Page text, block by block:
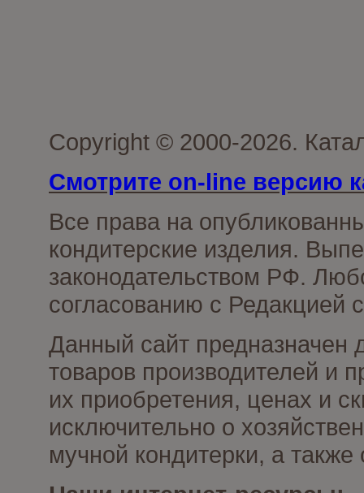
Copyright © 2000-2026.
Смотрите on-line версию
Все права на
кондитерские изделия.
законодательством РФ.
согласованию с Редакцией
Данный сайт предназначен
товаров производителей и
их приобретения, ценах и
исключительно о
мучной кондитерки, а